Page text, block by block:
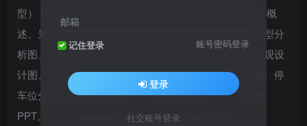
型） 目录：区位分析、项目背景、现状分析、建筑设计概
述、景观效果图、鸟瞰效果图、规划设计总平面图、户型分
析图、功能分区、单体设计、消防设计分析图、绿化景观设
计图、交通规划设计分析图、节点效果图、全景透视图、停
车位分析图、庭院效果图、建筑风格效果图等，共66张
PPT。
邮箱
记住登录 账号密码登录
登录
社交账号登录